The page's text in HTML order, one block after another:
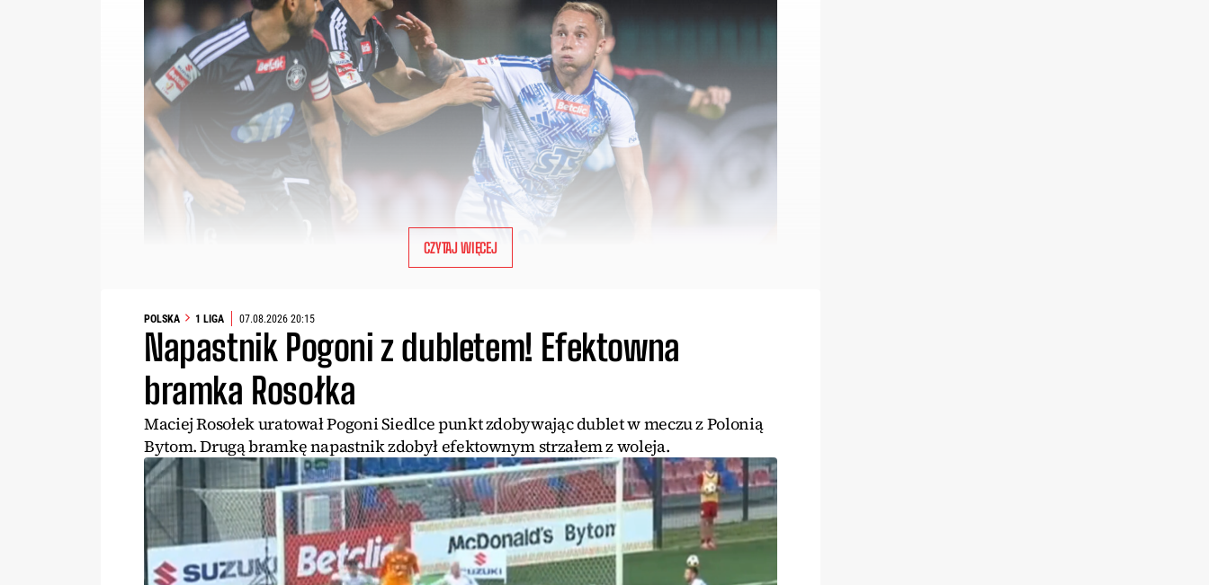
CZYTAJ WIĘCEJ
POLSKA 1 LIGA 07.08.2026 20:15
Napastnik Pogoni z dubletem! Efektowna
bramka Rosołka
Maciej Rosołek uratował Pogoni Siedlce punkt zdobywając dublet w meczu z Polonią
Bytom. Drugą bramkę napastnik zdobył efektownym strzałem z woleja.